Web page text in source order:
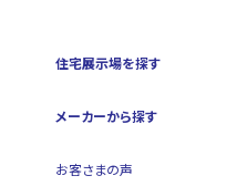
住宅展示場を探す
メーカーから探す
お客さまの声